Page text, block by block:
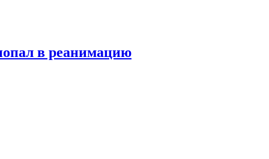
в реанимацию